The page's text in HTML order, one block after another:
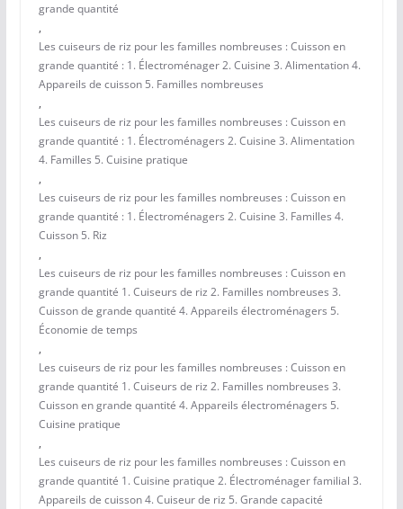
grande quantité
,
Les cuiseurs de riz pour les familles nombreuses : Cuisson en
grande quantité : 1. Électroménager 2. Cuisine 3. Alimentation 4.
Appareils de cuisson 5. Familles nombreuses
,
Les cuiseurs de riz pour les familles nombreuses : Cuisson en
grande quantité : 1. Électroménagers 2. Cuisine 3. Alimentation
4. Familles 5. Cuisine pratique
,
Les cuiseurs de riz pour les familles nombreuses : Cuisson en
grande quantité : 1. Électroménagers 2. Cuisine 3. Familles 4.
Cuisson 5. Riz
,
Les cuiseurs de riz pour les familles nombreuses : Cuisson en
grande quantité 1. Cuiseurs de riz 2. Familles nombreuses 3.
Cuisson de grande quantité 4. Appareils électroménagers 5.
Économie de temps
,
Les cuiseurs de riz pour les familles nombreuses : Cuisson en
grande quantité 1. Cuiseurs de riz 2. Familles nombreuses 3.
Cuisson en grande quantité 4. Appareils électroménagers 5.
Cuisine pratique
,
Les cuiseurs de riz pour les familles nombreuses : Cuisson en
grande quantité 1. Cuisine pratique 2. Électroménager familial 3.
Appareils de cuisson 4. Cuiseur de riz 5. Grande capacité